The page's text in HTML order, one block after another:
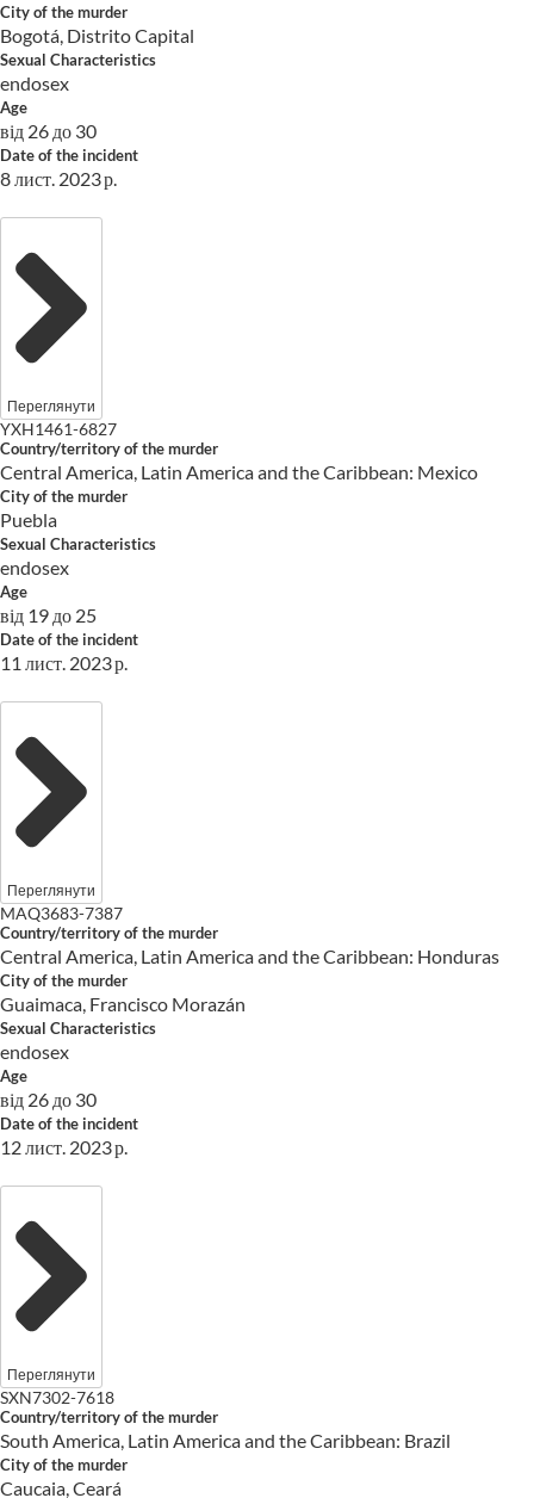
City of the murder
Bogotá, Distrito Capital
Sexual Characteristics
endosex
Age
від 26 до 30
Date of the incident
8 лист. 2023 р.
Переглянути
YXH1461-6827
Country/territory of the murder
Central America, Latin America and the Caribbean: Mexico
City of the murder
Puebla
Sexual Characteristics
endosex
Age
від 19 до 25
Date of the incident
11 лист. 2023 р.
Переглянути
MAQ3683-7387
Country/territory of the murder
Central America, Latin America and the Caribbean: Honduras
City of the murder
Guaimaca, Francisco Morazán
Sexual Characteristics
endosex
Age
від 26 до 30
Date of the incident
12 лист. 2023 р.
Переглянути
SXN7302-7618
Country/territory of the murder
South America, Latin America and the Caribbean: Brazil
City of the murder
Caucaia, Ceará